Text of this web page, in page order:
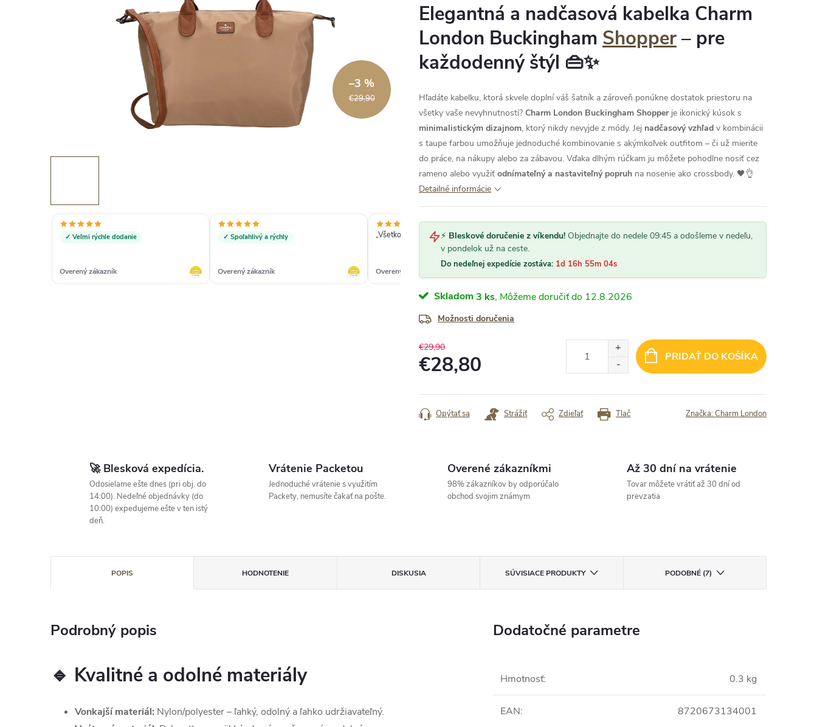
€29,90
–3 %
✓ Veľmi rýchle dodanie
Overený zákazník
✓ Spoľahlivý a rýchly
Overený zákazník
„Všetko ok“
Overený zákazník
„Všetko ok.“
„Rychle dodanie, skvely tovar
Elegantná a nadčasová kabelka Charm
London Buckingham Shopper– pre
každodenný štýl 👜✨
Hľadáte kabelku, ktorá skvele doplní váš šatník a zároveň ponúkne dostatok priestoru na
všetky vaše nevyhnutnosti? Charm London Buckingham Shopperje ikonický kúsok s
minimalistickým dizajnom, ktorý nikdy nevyjde z módy. Jej nadčasový vzhľad v kombinácii
s taupe farbou umožňuje jednoduché kombinovanie s akýmkoľvek outfitom – či už mierite
do práce, na nákupy alebo za zábavou. Vďaka dlhým rúčkam ju môžete pohodlne nosiť cez
rameno alebo využiť odnímateľný a nastaviteľný popruh na nosenie ako crossbody. 🖤👌
Detailné informácie
⚡ Bleskové doručenie z víkendu! Objednajte do nedele 09:45 a odošleme v nedeľu,
v pondelok už na ceste.
Do nedeľnej expedície zostáva: 1d 16h 55m 02s
Skladom 3 ks 12.8.2026
Možnosti doručenia
€29,90
€28,80
cena:
PRIDAŤ DO KOŠÍKA
Tlač
Opýtať sa Strážiť Zdieľať Značka:Charm London
🚀 Blesková expedícia.
Odosielame ešte dnes (pri obj. do
14:00). Nedeľné objednávky (do
10:00) expedujeme ešte v ten istý
deň.
Vrátenie Packetou
Jednoduché vrátenie s využitím
Packety, nemusíte čakať na pošte.
Overené zákazníkmi
98% zákazníkov by odporúčalo
obchod svojim známym
Až 30 dní na vrátenie
Tovar môžete vrátiť až 30 dní od
prevzatia
POPIS HODNOTENIE DISKUSIA SÚVISIACE PRODUKTY PODOBNÉ (7)
Podrobný popis
🔹 Kvalitné a odolné materiály
Vonkajší materiál: Nylon/polyester – ľahký, odolný a ľahko udržiavateľný.
Dodatočné parametre
Hmotnosť: 0.3 kg
EAN: 8720673134001